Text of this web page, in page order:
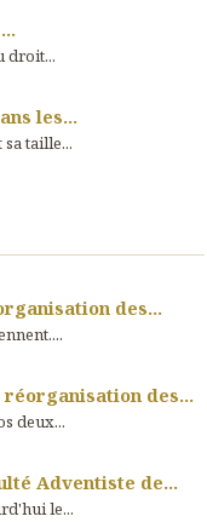
droit...
les...
taille...
des...
réorganisation des...
deux...
Adventiste de...
le...